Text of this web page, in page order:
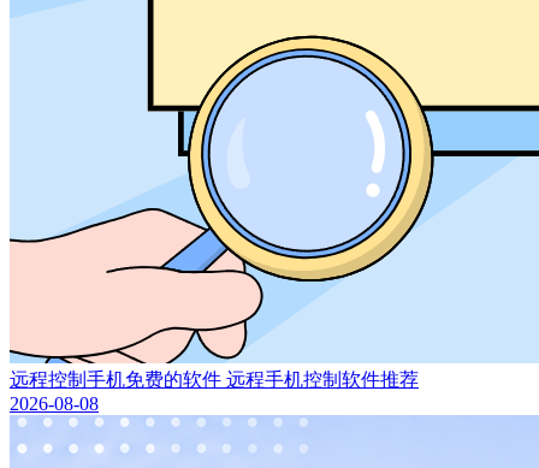
远程控制手机免费的软件 远程手机控制软件推荐
2026-08-08